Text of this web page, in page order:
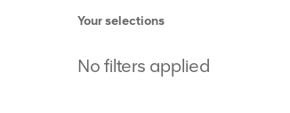
Your selections
No filters applied